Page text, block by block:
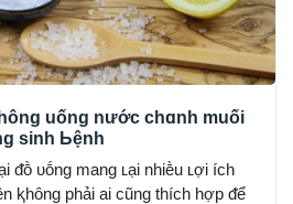
uống nước chɑnh muối
sinh Ьệnh
ᵭṑ ᴜṓng mang ʟại nhiḕu ʟợi ích
ⱪhȏng phải ai cũng thích hợp ᵭể